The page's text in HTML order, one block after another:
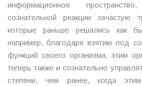
информационное
сознательной реакции
которые раньше решались как
например, благодаря взятию под
функций своего организма, этим
теперь также и сознательно
степени, чем ранее, когда